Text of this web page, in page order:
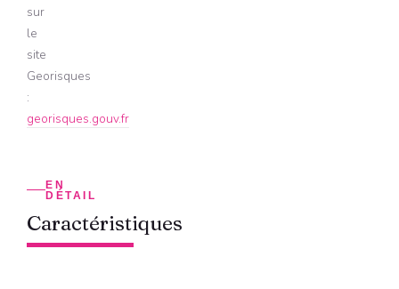
sur
le
site
Georisques
:
georisques.gouv.fr
EN
DÉTAIL
Caractéristiques